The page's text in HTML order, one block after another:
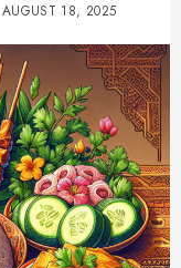
AUGUST 18, 2025